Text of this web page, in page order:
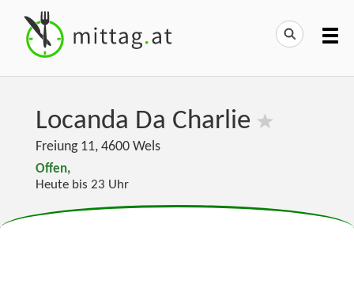
Locanda Da Charlie
Freiung 11, 4600 Wels
Offen,
Heute bis 23 Uhr